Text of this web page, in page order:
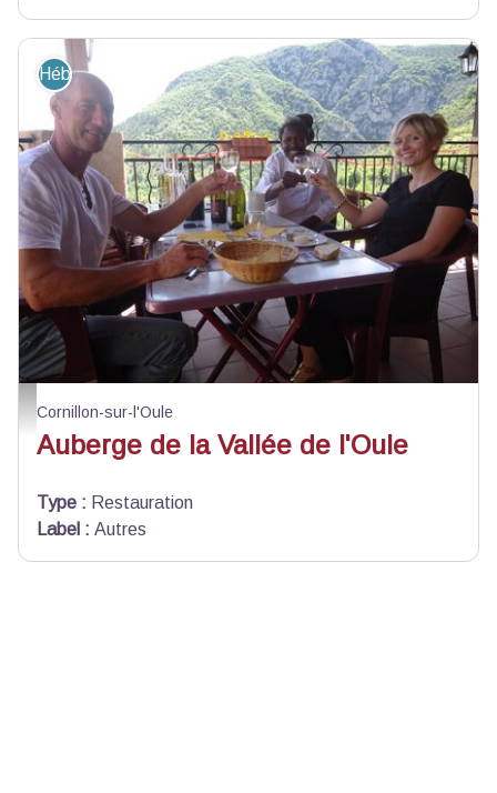
Auberge de l'Oule - Auberge de l'Oule
Hébergement - Restauration
Cornillon-sur-l'Oule
Auberge de la Vallée de l'Oule
Type : Restauration
Label : Autres